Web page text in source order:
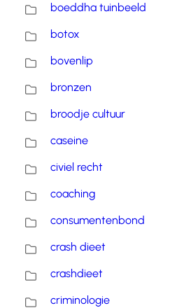
boeddha tuinbeeld
botox
bovenlip
bronzen
broodje cultuur
caseine
civiel recht
coaching
consumentenbond
crash dieet
crashdieet
criminologie